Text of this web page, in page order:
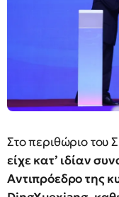
Στο περιθώριο του
είχε κατ’ ιδίαν
Αντιπρόεδρο της